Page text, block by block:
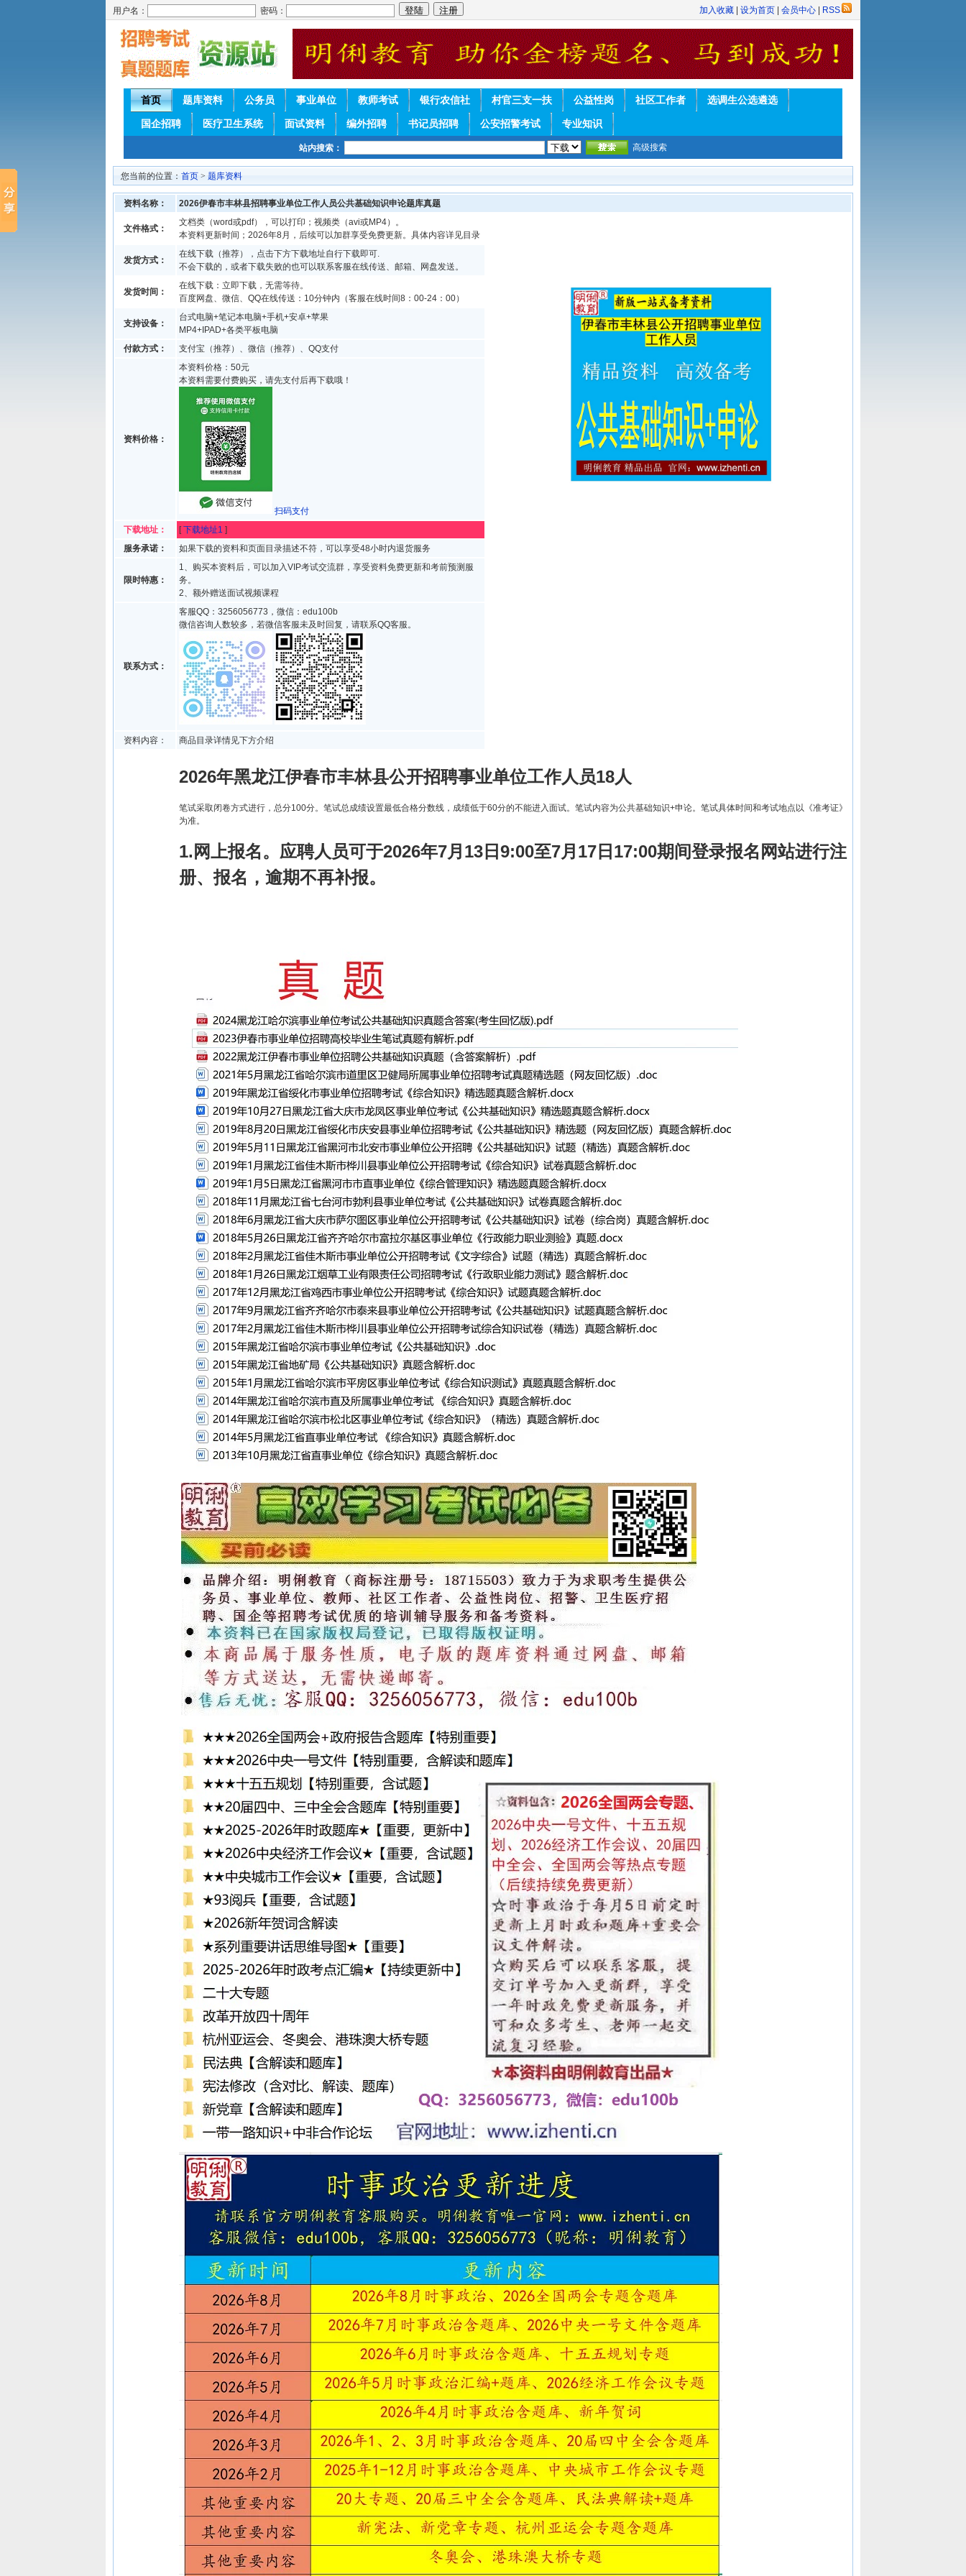
用户名： 密码： 加入收藏 设为首页 会员中心 RSS
首页 题库资料 公务员 事业单位 教师考试 银行农信社 村官三支一扶 公益性岗 社区工作者 选调生公选遴选
国企招聘 医疗卫生系统 面试资料 编外招聘 书记员招聘 公安招警考试 专业知识
站内搜索： 高级搜索
您当前的位置： 首页 > 题库资料
资料名称： 2026伊春市丰林县招聘事业单位工作人员公共基础知识申论题库真题
文件格式：
文档类（word或pdf），可以打印；视频类（avi或MP4）。
本资料更新时间；2026年8月，后续可以加群享受免费更新。具体内容详见目录
发货方式：
在线下载（推荐），点击下方下载地址自行下载即可.
不会下载的，或者下载失败的也可以联系客服在线传送、邮箱、网盘发送。
发货时间：
在线下载：立即下载，无需等待。
百度网盘、微信、QQ在线传送：10分钟内（客服在线时间8：00-24：00）
支持设备：
台式电脑+笔记本电脑+手机+安卓+苹果
MP4+IPAD+各类平板电脑
付款方式：
支付宝（推荐）、微信（推荐）、QQ支付
资料价格：
本资料价格：50元
本资料需要付费购买，请先支付后再下载哦！
扫码支付
下载地址：
[下载地址1 ]
服务承诺：
如果下载的资料和页面目录描述不符，可以享受48小时内退货服务
限时特惠：
1、购买本资料后，可以加入VIP考试交流群，享受资料免费更新和考前预测服
务。
2、额外赠送面试视频课程
联系方式：
客服QQ：3256056773，微信：edu100b
微信咨询人数较多，若微信客服未及时回复，请联系QQ客服。
资料内容： 商品目录详情见下方介绍
2026年黑龙江伊春市丰林县公开招聘事业单位工作人员18人
笔试采取闭卷方式进行，总分100分。笔试总成绩设置最低合格分数线，成绩低于60分的不能进入面试。笔试内容为公共基础知识+申论。笔试具体时间和考试地点以《准考证》
为准。
1.网上报名。应聘人员可于2026年7月13日9:00至7月17日17:00期间登录报名网站进行注
册、报名，逾期不再补报。